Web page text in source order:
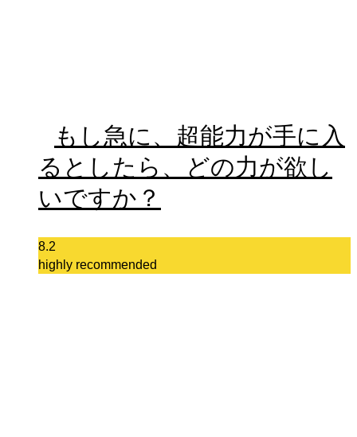
もし急に、超能力が手に入
るとしたら、どの力が欲し
いですか？
8.2
highly recommended